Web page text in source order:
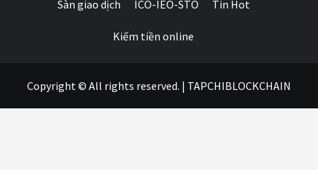
Sàn giao dịch ICO-IEO-STO Tin Hot
Kiếm tiền online
Copyright © All rights reserved. | TAPCHIBLOCKCHAIN